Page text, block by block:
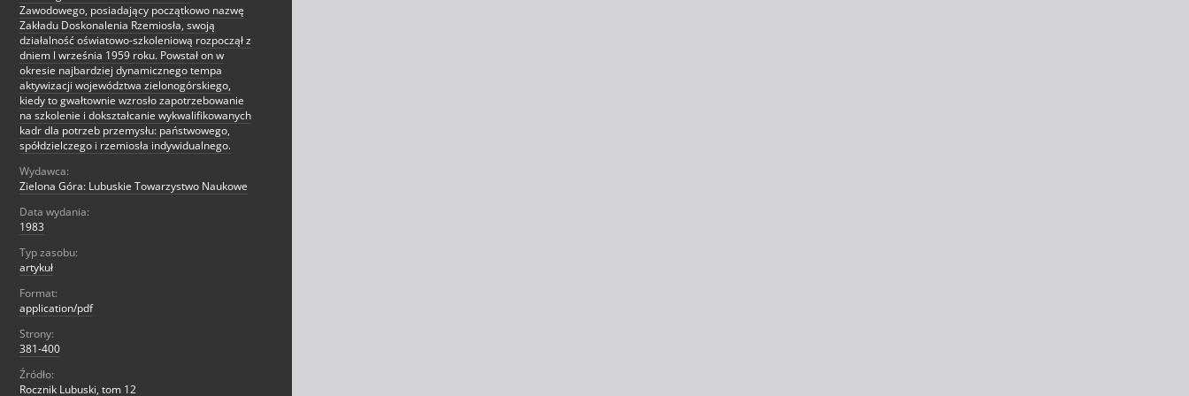
Zawodowego, posiadający początkowo nazwę
Zakładu Doskonalenia Rzemiosła, swoją
działalność oświatowo-szkoleniową rozpoczął z
dniem l września 1959 roku. Powstał on w
okresie najbardziej dynamicznego tempa
aktywizacji województwa zielonogórskiego,
kiedy to gwałtownie wzrosło zapotrzebowanie
na szkolenie i dokształcanie wykwalifikowanych
kadr dla potrzeb przemysłu: państwowego,
spółdzielczego i rzemiosła indywidualnego.
Wydawca:
Zielona Góra: Lubuskie Towarzystwo Naukowe
Data wydania:
1983
Typ zasobu:
artykuł
Format:
application/pdf
Strony:
381-400
Źródło:
Rocznik Lubuski, tom 12